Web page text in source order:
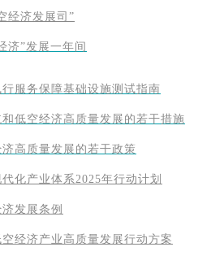
经济发展司”
济”发展一年间
服务保障基础设施测试指南
低空经济高质量发展的若干措施
高质量发展的若干政策
化产业体系2025年行动计划
发展条例
经济产业高质量发展行动方案